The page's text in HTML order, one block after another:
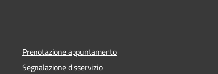
Prenotazione appuntamento
Segnalazione disservizio